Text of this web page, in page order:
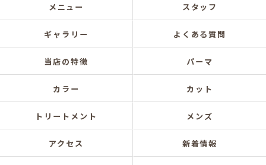
メニュー スタッフ
ギャラリー よくある質問
当店の特徴 パーマ
カラー カット
トリートメント メンズ
アクセス 新着情報